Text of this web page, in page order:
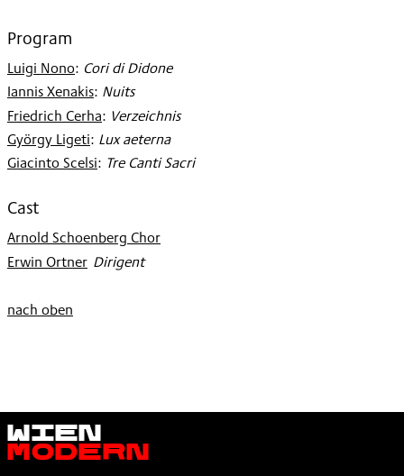
Nov
1997
Program
Luigi Nono: Cori di Didone
Iannis Xenakis: Nuits
Friedrich Cerha: Verzeichnis
György Ligeti: Lux aeterna
Giacinto Scelsi: Tre Canti Sacri
Cast
Arnold Schoenberg Chor
Erwin Ortner
: Dirigent
nach oben
Wien
Modern